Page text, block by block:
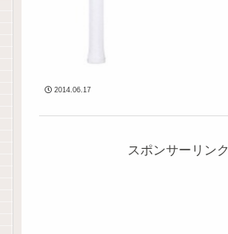
2014.06.17
スポンサーリンク